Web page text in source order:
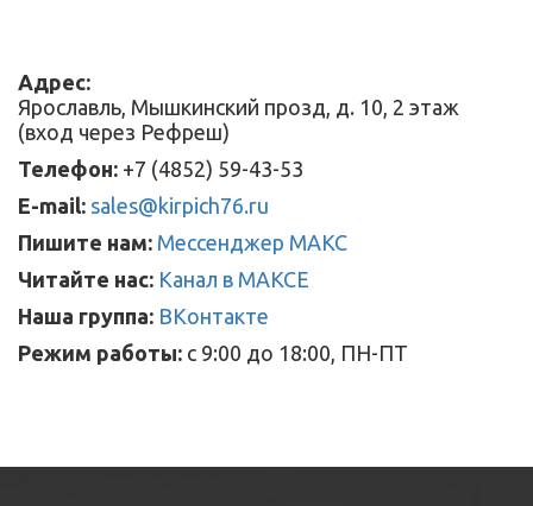
Адрес:
Ярославль, Мышкинский прозд, д. 10, 2 этаж
(вход через Рефреш)
Телефон: +7 (4852) 59-43-53
E-mail: sales@kirpich76.ru
Пишите нам: Мессенджер МАКС
Читайте нас: Канал в МАКСЕ
Наша группа: ВКонтакте
Режим работы: с 9:00 до 18:00, ПН-ПТ